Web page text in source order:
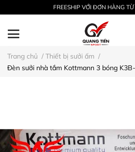
FREESHIP VỚI ĐƠN HÀNG
Trang chủ / Thiết bị sưởi ấm /
Đèn sưởi nhà tắm Kottmann 3 bóng